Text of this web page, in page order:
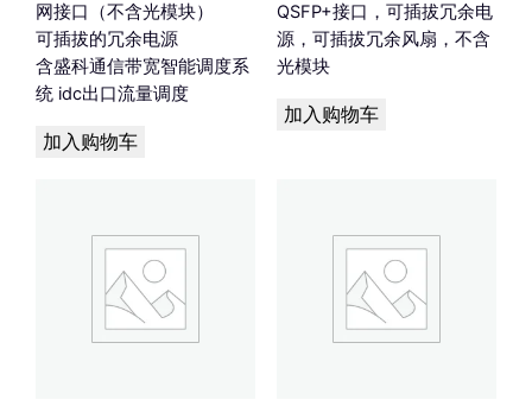
网接口（不含光模块）
可插拔的冗余电源
含盛科通信带宽智能调度系
统 idc出口流量调度
加入购物车
QSFP+接口，可插拔冗余电
源，可插拔冗余风扇，不含
光模块
加入购物车